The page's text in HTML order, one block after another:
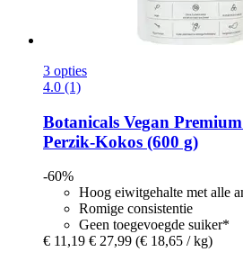
3 opties
4.0 (1)
Botanicals Vegan
Perzik-​Kokos (600 g)
-60%
Hoog eiwitgehalte met alle
Romige consistentie
Geen toegevoegde suiker*
€ 11,19 € 27,99 (€ 18,65 / kg)